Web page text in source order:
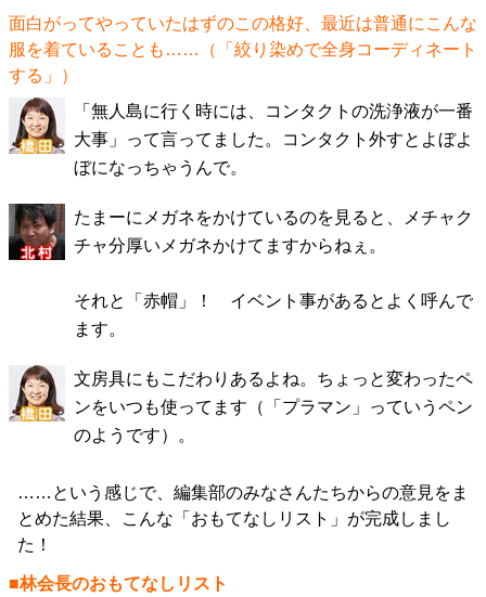
面白がってやっていたはずのこの格好、最近は普通にこんな
服を着ていることも……（「 絞り染めで全身コーディネート
する 」）
「無人島に行く時には、コンタクトの洗浄液が一番
大事」って言ってました。コンタクト外すとよぼよ
ぼになっちゃうんで。
たまーにメガネをかけているのを見ると、メチャク
チャ分厚いメガネかけてますからねぇ。
それと「赤帽」！ イベント事があるとよく呼んで
ます。
文房具にもこだわりあるよね。ちょっと変わったペ
ンをいつも使ってます（「プラマン」っていうペン
のようです）。
……という感じで、編集部のみなさんたちからの意見をま
とめた結果、こんな「おもてなしリスト」が完成しまし
た！
■林会長のおもてなしリスト